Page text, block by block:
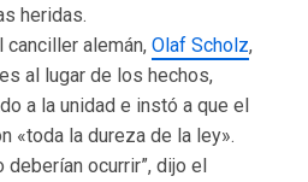
heridas.
canciller alemán, Olaf Scholz,
al lugar de los hechos,
a la unidad e instó a que el
«toda la dureza de la ley».
ocurrir”, dijo el